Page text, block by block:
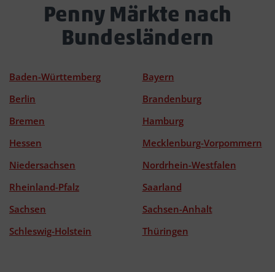
Penny Märkte nach
Bundesländern
Baden-Württemberg
Bayern
Berlin
Brandenburg
Bremen
Hamburg
Hessen
Mecklenburg-Vorpommern
Niedersachsen
Nordrhein-Westfalen
Rheinland-Pfalz
Saarland
Sachsen
Sachsen-Anhalt
Schleswig-Holstein
Thüringen